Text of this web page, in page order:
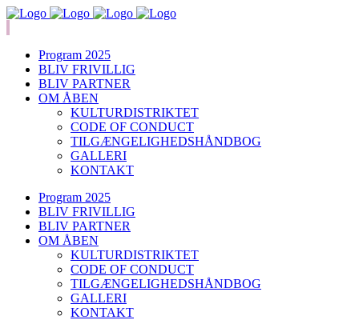
Program 2025
BLIV FRIVILLIG
BLIV PARTNER
OM ÅBEN
KULTURDISTRIKTET
CODE OF CONDUCT
TILGÆNGELIGHEDSHÅNDBOG
GALLERI
KONTAKT
Program 2025
BLIV FRIVILLIG
BLIV PARTNER
OM ÅBEN
KULTURDISTRIKTET
CODE OF CONDUCT
TILGÆNGELIGHEDSHÅNDBOG
GALLERI
KONTAKT